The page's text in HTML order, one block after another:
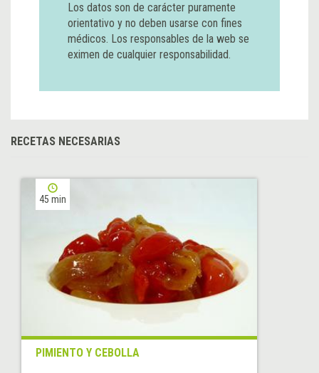
Los datos son de carácter puramente
orientativo y no deben usarse con fines
médicos. Los responsables de la web se
eximen de cualquier responsabilidad.
RECETAS NECESARIAS
45 min
PIMIENTO Y CEBOLLA